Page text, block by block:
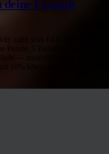
Freunde
zahlt jetzt €4 in Bitcoin an
Person 3 Transaktionen in
— zusätzlich zum
10% lebenslangen Rabatt.